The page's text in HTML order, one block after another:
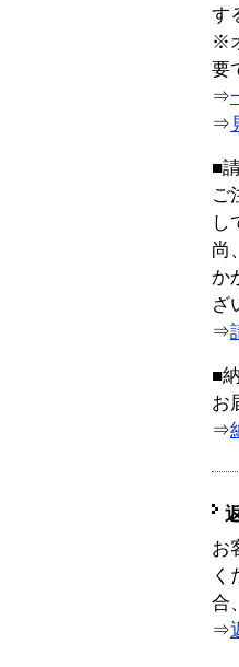
す
※
要
⇒
⇒
■
ご
し
尚
か
ざ
⇒
■
お
⇒
お
く
合
⇒